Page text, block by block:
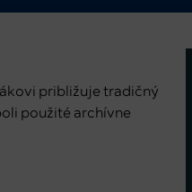
približuje tradičný
použité archívne